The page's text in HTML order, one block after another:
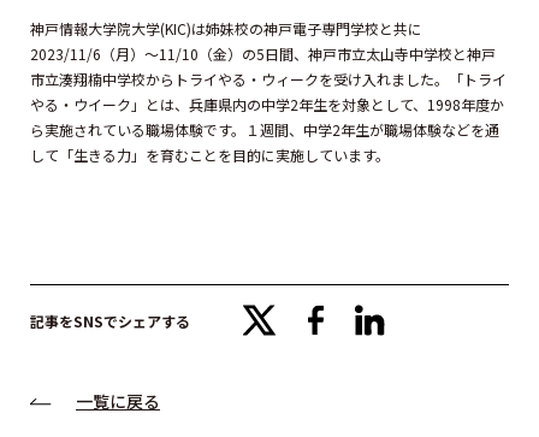
神戸情報大学院大学(KIC)は姉妹校の神戸電子専門学校と共に
2023/11/6（月）～11/10（金）の5日間、神戸市立太山寺中学校と神戸
市立湊翔楠中学校からトライやる・ウィークを受け入れました。「トライ
やる・ウイーク」とは、兵庫県内の中学2年生を対象として、1998年度か
ら実施されている職場体験です。１週間、中学2年生が職場体験などを通
して「生きる力」を育むことを目的に実施しています。
記事をSNSでシェアする facebooklinkedin
一覧に戻る